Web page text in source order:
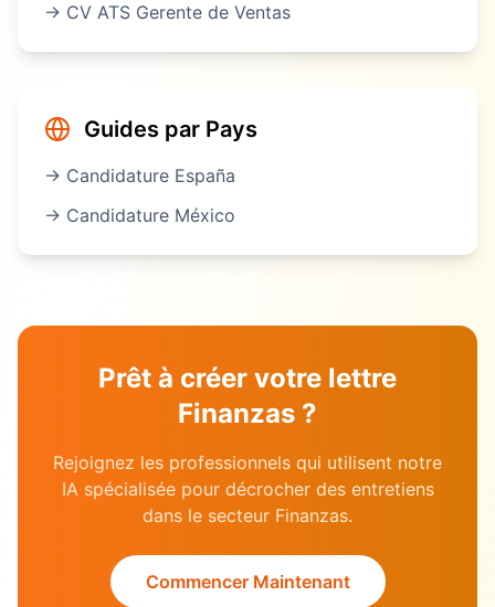
→ CV ATS Gerente de Ventas
Guides par Pays
→ Candidature España
→ Candidature México
Prêt à créer votre lettre
Finanzas ?
Rejoignez les professionnels qui utilisent notre
IA spécialisée pour décrocher des entretiens
dans le secteur Finanzas.
Commencer Maintenant